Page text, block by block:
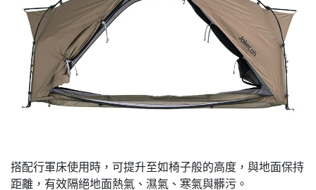
搭配行軍床使用時，可提升至如椅子般的高度，與地面保持
距離，有效隔絕地面熱氣、濕氣、寒氣與髒污。